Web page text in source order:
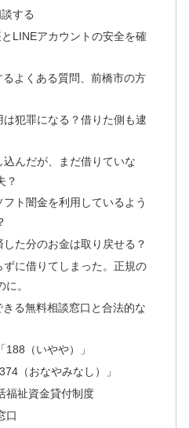
する
LINEアカウントの安全を確
よくある質問、前橋市の方
犯罪になる？借りた側も逮
んだが、まだ借りていな
？
ト闇金を利用しているよう
た分のお金は取り戻せる？
に借りてしまった。正規の
。
る無料相談窓口と合法的な
（いやや）」
（おなやみなし）」
福祉資金貸付制度
口